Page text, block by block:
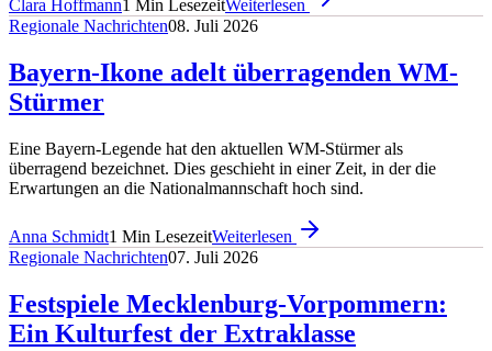
Clara Hoffmann1 Min LesezeitWeiterlesen
Regionale Nachrichten08. Juli 2026
Bayern-Ikone adelt überragenden WM-
Stürmer
Eine Bayern-Legende hat den aktuellen WM-Stürmer als
überragend bezeichnet. Dies geschieht in einer Zeit, in der die
Erwartungen an die Nationalmannschaft hoch sind.
Anna Schmidt1 Min LesezeitWeiterlesen
Regionale Nachrichten07. Juli 2026
Festspiele Mecklenburg-Vorpommern:
Ein Kulturfest der Extraklasse